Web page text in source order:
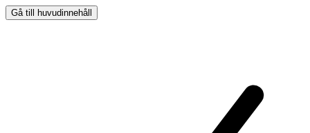
Gå till huvudinnehåll